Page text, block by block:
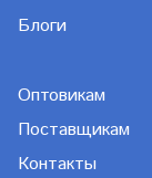
Блоги
Оптовикам
Поставщикам
Контакты